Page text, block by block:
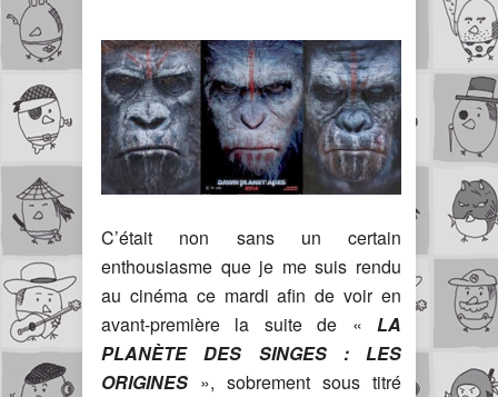
C’était non sans un certain
enthousiasme que je me suis rendu
au cinéma ce mardi afin de voir en
avant-première la suite de « LA
PLANÈTE DES SINGES : LES
ORIGINES », sobrement sous titré